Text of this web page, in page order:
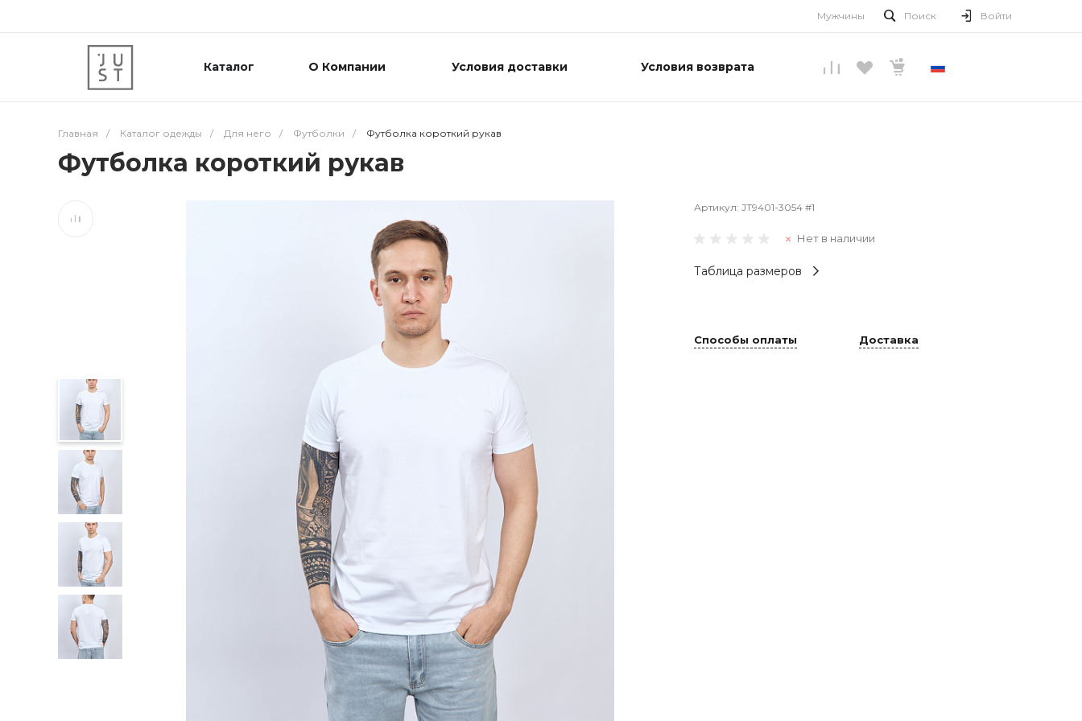
Мужчины Поиск Войти
Каталог О Компании Условия доставки Условия возврата
Главная / Каталог одежды / Для него / Футболки / Футболка короткий рукав
Футболка короткий рукав
Артикул: JT9401-3054 #1
Нет в наличии
Таблица размеров
Способы оплаты Доставка